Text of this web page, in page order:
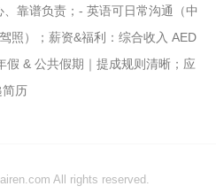
靠谱负责；- 英语可日常沟通（中
照）；薪资&福利：综合收入 AED
& 公共假期｜提成规则清晰；应
历
All rights reserved.